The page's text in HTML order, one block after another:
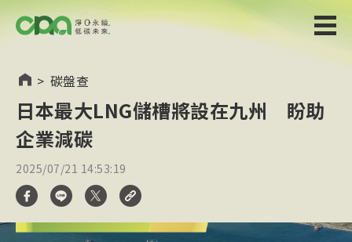
> 碳盤查
日本最大LNG儲槽將設在九州 盼助
企業減碳
2025/07/21 14:53:19